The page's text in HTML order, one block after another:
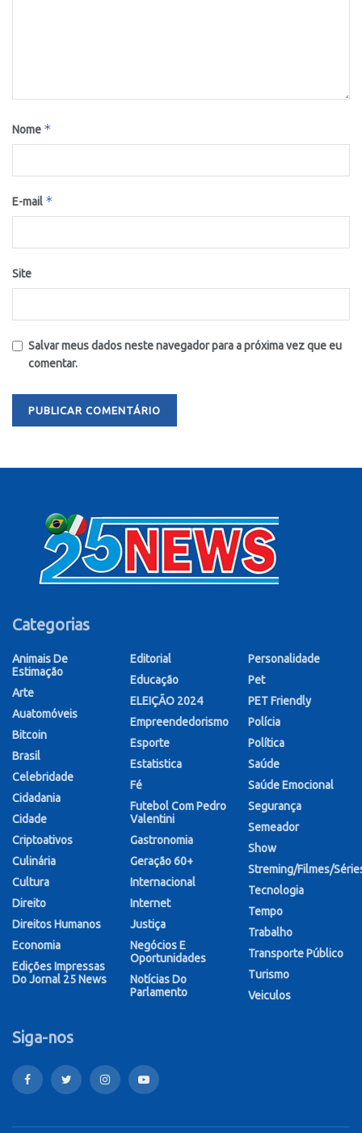
Nome *
E-mail *
Site
Salvar meus dados neste navegador para a próxima vez que eu
comentar.
Categorias
Animais De
Estimação
Arte
Auatomóveis
Bitcoin
Brasil
Celebridade
Cidadania
Cidade
Criptoativos
Culinária
Cultura
Direito
Direitos Humanos
Economia
Edições Impressas
Do Jornal 25 News
Editorial
Educação
ELEIÇÃO 2024
Empreendedorismo
Esporte
Estatistica
Fé
Futebol Com Pedro
Valentini
Gastronomia
Geração 60+
Internacional
Internet
Justiça
Negócios E
Oportunidades
Notícias Do
Parlamento
Personalidade
Pet
PET Friendly
Polícia
Política
Saúde
Saúde Emocional
Segurança
Semeador
Show
Streming/Filmes/
Tecnologia
Tempo
Trabalho
Transporte Público
Turismo
Veiculos
Siga-nos